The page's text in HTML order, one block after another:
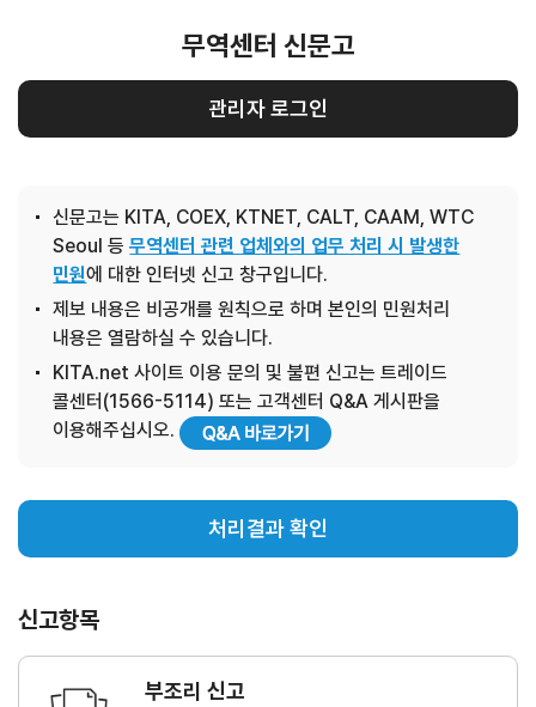
무역센터 신문고
관리자 로그인
신문고는 KITA, COEX, KTNET, CALT, CAAM, WTC
Seoul 등무역센터 관련 업체와의 업무 처리 시 발생한
민원에 대한 인터넷 신고 창구입니다.
제보 내용은 비공개를 원칙으로 하며 본인의 민원처리
내용은 열람하실 수 있습니다.
KITA.net 사이트 이용 문의 및 불편 신고는 트레이드
콜센터(1566-5114) 또는 고객센터 Q&A 게시판을
이용해주십시오.
처리결과 확인
신고항목
부조리 신고